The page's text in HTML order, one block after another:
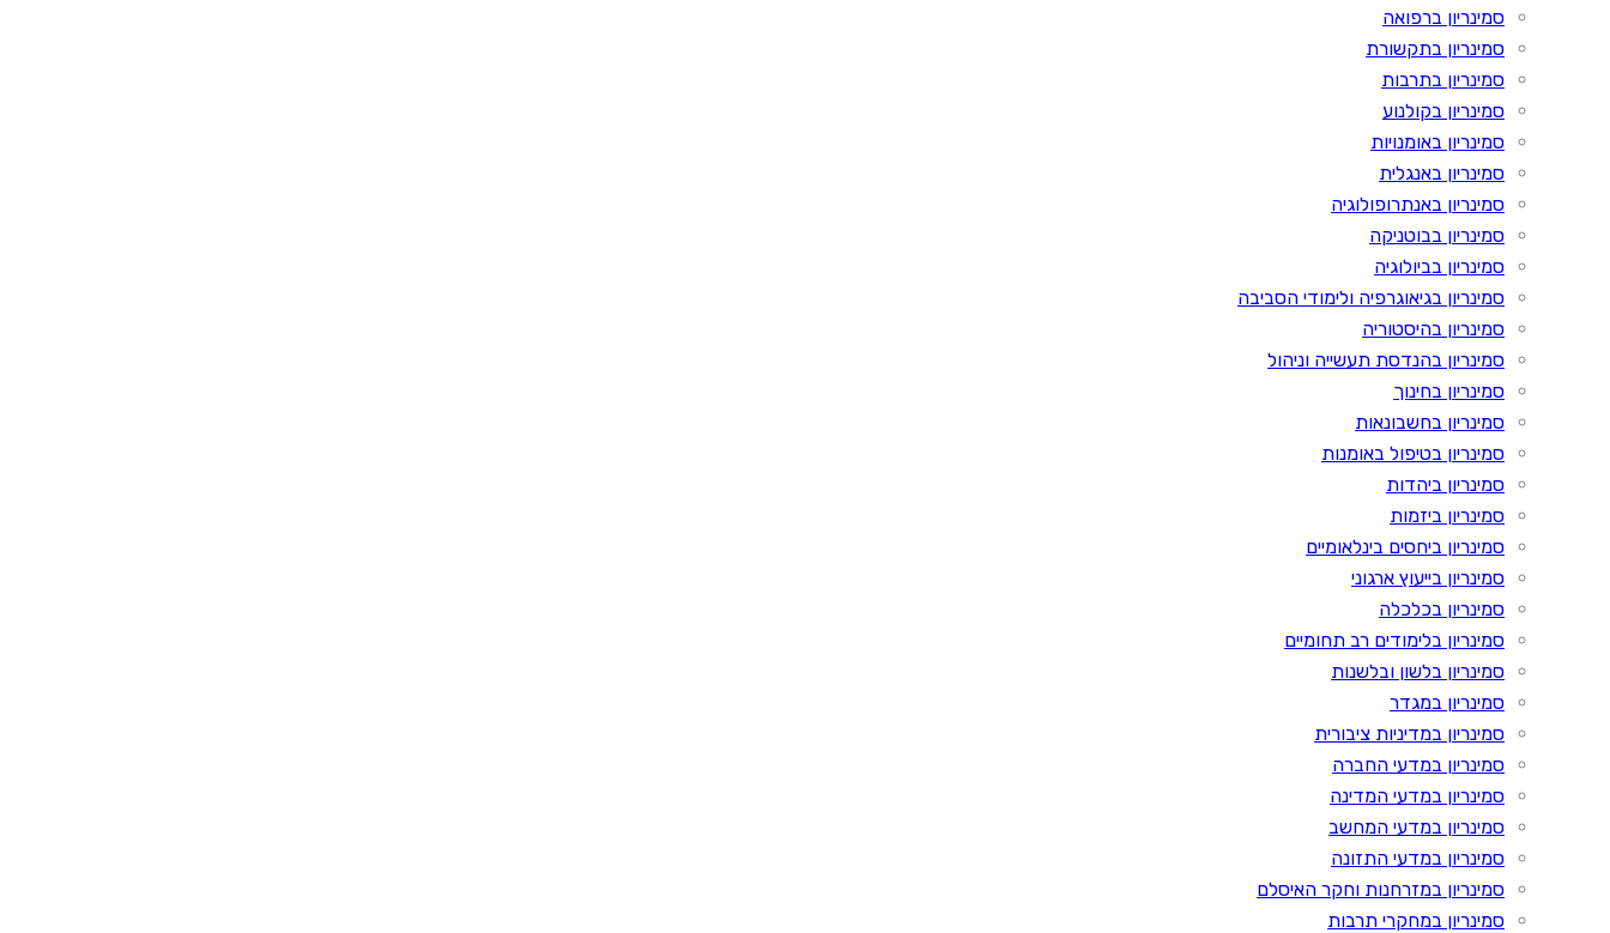
סמינריון ברפואה
סמינריון בתקשורת
סמינריון בתרבות
סמינריון בקולנוע
סמינריון באומנויות
סמינריון באנגלית
סמינריון באנתרופולוגיה
סמינריון בבוטניקה
סמינריון בביולוגיה
סמינריון בגיאוגרפיה ולימודי הסביבה
סמינריון בהיסטוריה
סמינריון בהנדסת תעשייה וניהול
סמינריון בחינוך
סמינריון בחשבונאות
סמינריון בטיפול באומנות
סמינריון ביהדות
סמינריון ביזמות
סמינריון ביחסים בינלאומיים
סמינריון בייעוץ ארגוני
סמינריון בכלכלה
סמינריון בלימודים רב תחומיים
סמינריון בלשון ובלשנות
סמינריון במגדר
סמינריון במדיניות ציבורית
סמינריון במדעי החברה
סמינריון במדעי המדינה
סמינריון במדעי המחשב
סמינריון במדעי התזונה
סמינריון במזרחנות וחקר האיסלם
סמינריון במחקרי תרבות